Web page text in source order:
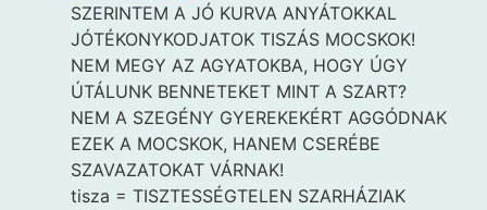
SZERINTEM A JÓ KURVA ANYÁTOKKAL
JÓTÉKONYKODJATOK TISZÁS MOCSKOK!
NEM MEGY AZ AGYATOKBA, HOGY ÚGY
ÚTÁLUNK BENNETEKET MINT A SZART?
NEM A SZEGÉNY GYEREKEKÉRT AGGÓDNAK
EZEK A MOCSKOK, HANEM CSERÉBE
SZAVAZATOKAT VÁRNAK!
tisza = TISZTESSÉGTELEN SZARHÁZIAK